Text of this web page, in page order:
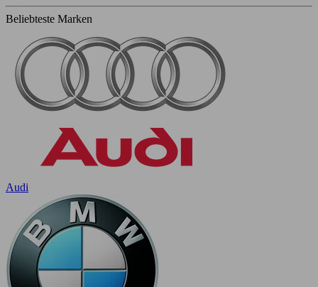
Beliebteste Marken
Audi